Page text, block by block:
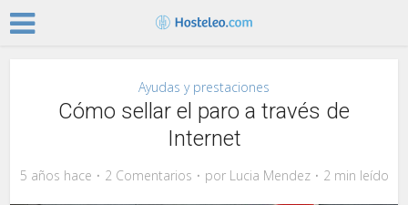
Ayudas y prestaciones
Cómo sellar el paro a través de
Internet
5 años hace 2 Comentarios por Lucia Mendez 2 min leído